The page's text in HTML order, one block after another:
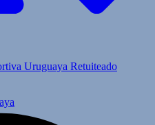
Uruguaya Retuiteado